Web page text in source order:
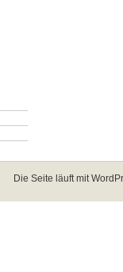
Die Seite läuft mit